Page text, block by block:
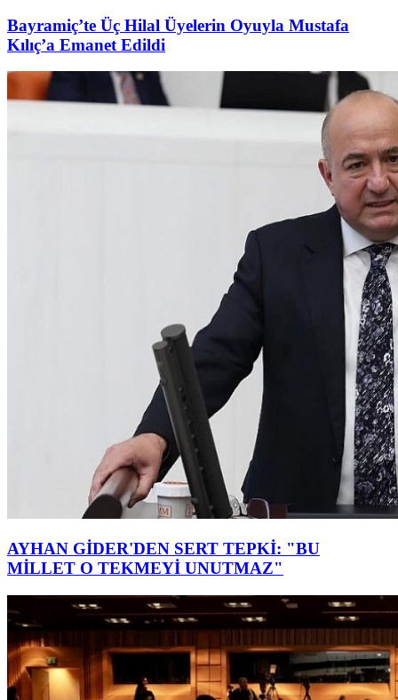
Bayramiç’te Üç Hilal Üyelerin Oyuyla Mustafa
Kılıç’a Emanet Edildi
AYHAN GİDER'DEN SERT TEPKİ: "BU
MİLLET O TEKMEYİ UNUTMAZ"